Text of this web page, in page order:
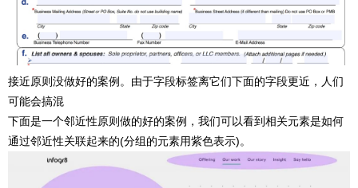
接近原则没做好的案例。由于字段标签离它们下面的字段更近，人们
可能会搞混
下面是一个邻近性原则做的好的案例，我们可以看到相关元素是如何
通过邻近性关联起来的(分组的元素用紫色表示)。